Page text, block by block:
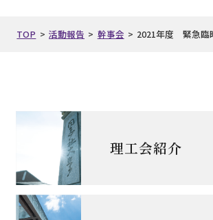
TOP > 活動報告 > 幹事会 > 2021年度 緊急
理工会紹介